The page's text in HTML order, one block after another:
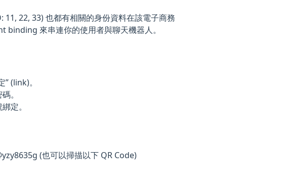
22, 33) 也都有相關的身份資料在該電子商務
binding 來串連你的使用者與聊天機器人。
(link)。
。
定。
(也可以掃描以下 QR Code)